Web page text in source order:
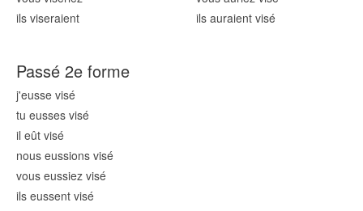
ils viseraient
ils auraient visé
Passé 2e forme
j'eusse visé
tu eusses visé
il eût visé
nous eussions visé
vous eussiez visé
ils eussent visé